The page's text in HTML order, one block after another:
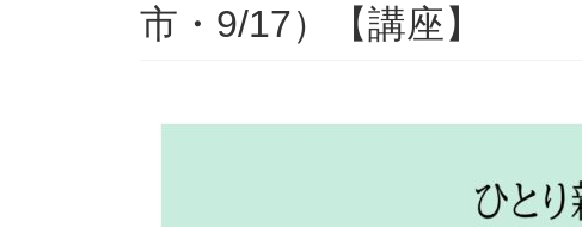
市・9/17）【講座】